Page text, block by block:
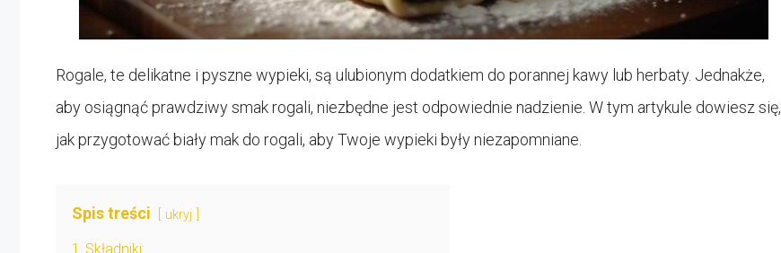
Rogale, te delikatne i pyszne wypieki, są ulubionym dodatkiem do porannej kawy lub herbaty. Jednakże,
aby osiągnąć prawdziwy smak rogali, niezbędne jest odpowiednie nadzienie. W tym artykule dowiesz się,
jak przygotować biały mak do rogali, aby Twoje wypieki były niezapomniane.
Spis treści ukryj
1 Składniki: